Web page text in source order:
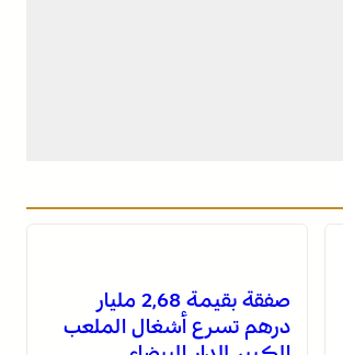
صفقة بقيمة 2,68 مليار
درهم تسرع أشغال الملعب